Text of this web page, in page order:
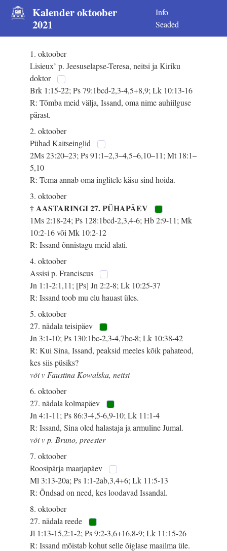
Kalender oktoober
2021
Info
Seaded
1. oktoober
Lisieux’ p. Jeesuselapse-Teresa, neitsi ja Kiriku
doktor
Brk 1:15-22; Ps 79:1bcd-2,3-4,5+8,9; Lk 10:13-16
R: Tõmba meid välja, Issand, oma nime auhiilguse
pärast.
2. oktoober
Pühad Kaitseinglid
2Ms 23:20–23; Ps 91:1–2,3–4,5–6,10–11; Mt 18:1–
5,10
R: Tema annab oma inglitele käsu sind hoida.
3. oktoober
† AASTARINGI 27. PÜHAPÄEV
1Ms 2:18-24; Ps 128:1bcd-2,3,4-6; Hb 2:9-11; Mk
10:2-16 või Mk 10:2-12
R: Issand õnnistagu meid alati.
4. oktoober
Assisi p. Franciscus
Jn 1:1-2:1,11; [Ps] Jn 2:2-8; Lk 10:25-37
R: Issand toob mu elu hauast üles.
5. oktoober
27. nädala teisipäev
Jn 3:1-10; Ps 130:1bc-2,3-4,7bc-8; Lk 10:38-42
R: Kui Sina, Issand, peaksid meeles kõik pahateod,
kes siis püsiks?
või v Faustina Kowalska, neitsi
6. oktoober
27. nädala kolmapäev
Jn 4:1-11; Ps 86:3-4,5-6,9-10; Lk 11:1-4
R: Issand, Sina oled halastaja ja armuline Jumal.
või v p. Bruno, preester
7. oktoober
Roosipärja maarjapäev
Ml 3:13-20a; Ps 1:1-2ab,3,4+6; Lk 11:5-13
R: Õndsad on need, kes loodavad Issandal.
8. oktoober
27. nädala reede
Jl 1:13-15,2:1-2; Ps 9:2-3,6+16,8-9; Lk 11:15-26
R: Issand mõistab kohut selle õiglase maailma üle.